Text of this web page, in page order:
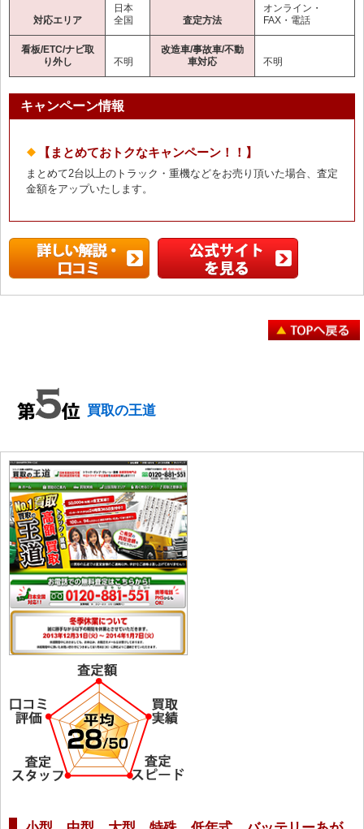
対応エリア
日本
全国
査定方法
オンライン・
FAX・電話
看板/ETC/ナビ取
り外し
不明
改造車/事故車/不動
車対応
不明
キャンペーン情報
【まとめておトクなキャンペーン！！】
まとめて2台以上のトラック・重機などをお売り頂いた場合、査定
金額をアップいたします。
買取の王道